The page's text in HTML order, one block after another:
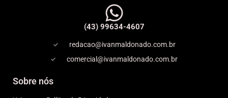
(43) 99634-4607
redacao@ivanmaldonado.com.br
comercial@ivanmaldonado.com.br
Sobre nós